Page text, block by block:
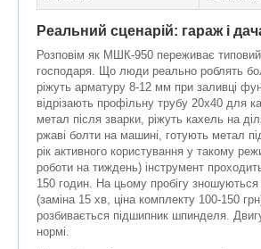
Реальний сценарій: гараж і
Розповім як МШК-950 переживає типовий
господаря. Що люди реально роблять
ріжуть арматуру 8-12 мм при заливці
відрізають профільну трубу 20х40 для
метал після зварки, ріжуть кахель на
ржаві болти на машині, готують метал
рік активного користування у такому
роботи на тиждень) інструмент
150 годин. На цьому пробігу зношуються
(заміна 15 хв, ціна комплекту 100-150
розбивається підшипник шпинделя.
нормі.